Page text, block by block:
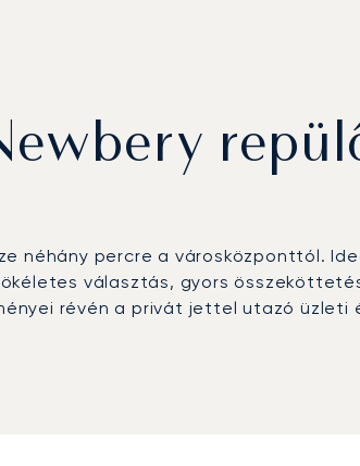
néhány percre a városközponttól.
választás, gyors
révén a privát jettel utazó üzleti